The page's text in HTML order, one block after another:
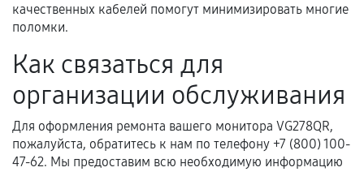
В некоторых случаях возможно оформление
расширенной гарантии. Стоимость, сроки и
условия продления согласовываются отдельно и
фиксируются в документах.
Когда гарантия не действует
качественных кабелей помогут минимизировать многие
поломки.
Как связаться для
организации обслуживания
Для оформления ремонта вашего монитора VG278QR,
пожалуйста, обратитесь к нам по телефону +7 (800) 100-
47-62. Мы предоставим всю необходимую информацию